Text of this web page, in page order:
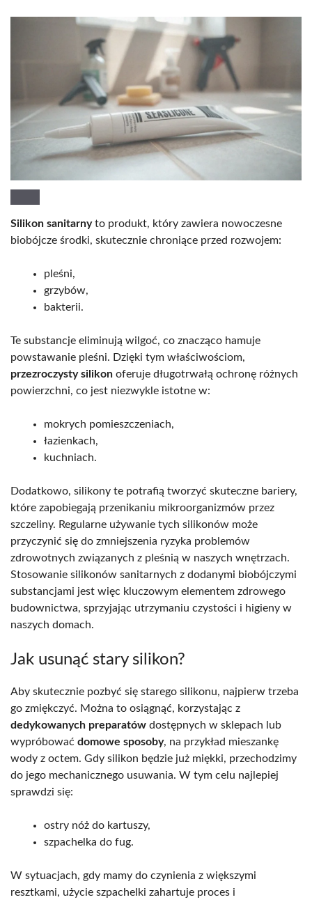
Silikon sanitarnyto produkt, który zawiera nowoczesne
biobójcze środki, skutecznie chroniące przed rozwojem:
pleśni,
grzybów,
bakterii.
Te substancje eliminują wilgoć, co znacząco hamuje
powstawanie pleśni. Dzięki tym właściwościom,
przezroczysty silikon oferuje długotrwałą ochronę różnych
powierzchni, co jest niezwykle istotne w:
mokrych pomieszczeniach,
łazienkach,
kuchniach.
Dodatkowo, silikony te potrafią tworzyć skuteczne bariery,
które zapobiegają przenikaniu mikroorganizmów przez
szczeliny. Regularne używanie tych silikonów może
przyczynić się do zmniejszenia ryzyka problemów
zdrowotnych związanych z pleśnią w naszych wnętrzach.
Stosowanie silikonów sanitarnych z dodanymi biobójczymi
substancjami jest więc kluczowym elementem zdrowego
budownictwa, sprzyjając utrzymaniu czystości i higieny w
naszych domach.
Jak usunąć stary silikon?
Aby skutecznie pozbyć się starego silikonu, najpierw trzeba
go zmiękczyć. Można to osiągnąć, korzystając z
dedykowanych preparatów dostępnych w sklepach lub
wypróbować domowe sposoby, na przykład mieszankę
wody z octem. Gdy silikon będzie już miękki, przechodzimy
do jego mechanicznego usuwania. W tym celu najlepiej
sprawdzi się:
ostry nóż do kartuszy,
szpachelka do fug.
W sytuacjach, gdy mamy do czynienia z większymi
resztkami, użycie szpachelki zahartuje proces i